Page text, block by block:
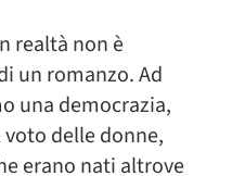
realtà non è
un romanzo. Ad
una democrazia,
delle donne,
erano nati altrove